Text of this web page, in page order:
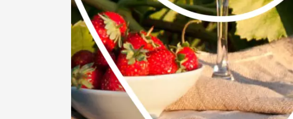
11 août 2026 Oenologie
Complet: Sunsets
Vignerons 2026 au
Domaine de la
Ménerbes
18:30
22:00